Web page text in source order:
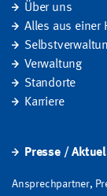
Über uns
Alles aus einer
Verwaltung
Standorte
Karriere
Presse /
Ansprechpartner,